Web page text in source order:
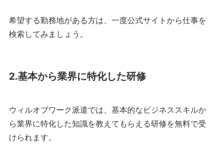
希望する勤務地がある方は、一度公式サイトから仕事を
検索してみましょう。
2.基本から業界に特化した研修
ウィルオブワーク派遣では、基本的なビジネススキルか
ら業界に特化した知識を教えてもらえる研修を無料で受
けられます。